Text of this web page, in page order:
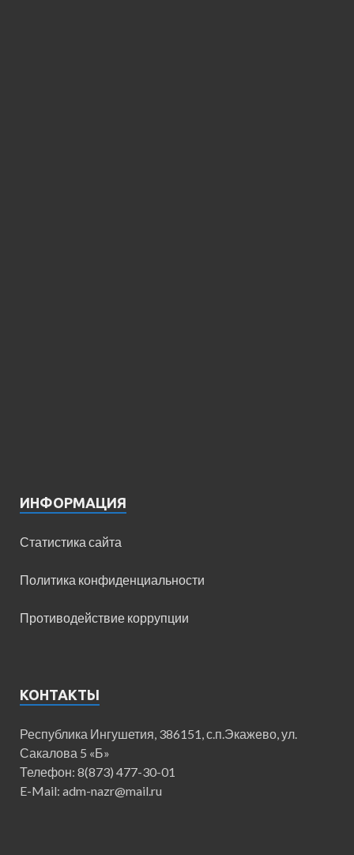
ИНФОРМАЦИЯ
Статистика сайта
Политика конфиденциальности
Противодействие коррупции
КОНТАКТЫ
Республика Ингушетия, 386151, с.п.Экажево, ул.
Сакалова 5 «Б»
Телефон: 8(873) 477-30-01
E-Mail: adm-nazr@mail.ru